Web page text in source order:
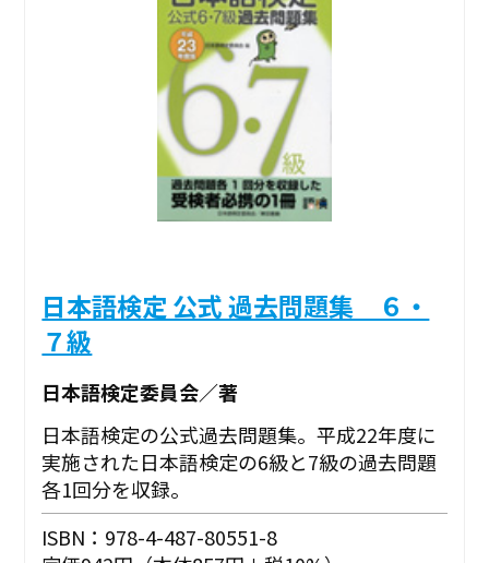
日本語検定 公式 過去問題集 ６・
７級
日本語検定委員会／著
日本語検定の公式過去問題集。平成22年度に
実施された日本語検定の6級と7級の過去問題
各1回分を収録。
ISBN：978-4-487-80551-8